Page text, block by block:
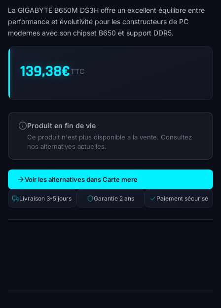
La GIGABYTE B650M DS3H offre un excellent équilibre entre
performance et évolutivité pour les constructeurs de PC
modernes avec son chipset B650 et support DDR5.
139,38€TTC
Produit en fin de vie
Ce produit n'est plus disponible a la vente. Consultez
nos alternatives actuelles.
Voir les alternatives dans Carte mere
Livraison 3-5 jours Garantie 2 ans Paiement sécurisé